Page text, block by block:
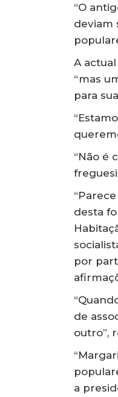
“O
deviam
A
“mas
para
“Não é
desta
por
de
outro”,
a